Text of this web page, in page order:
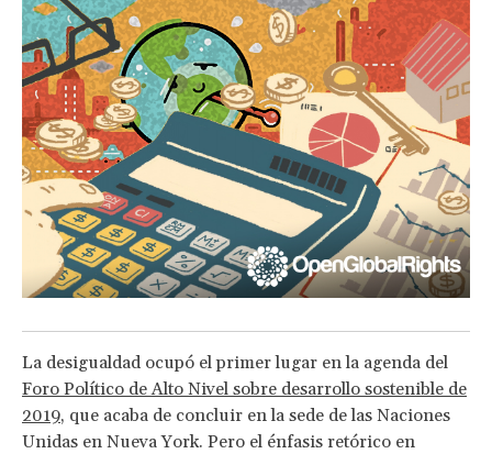
La desigualdad ocupó el primer lugar en la agenda del
Foro Político de Alto Nivel sobre desarrollo sostenible de
2019, que acaba de concluir en la sede de las Naciones
Unidas en Nueva York. Pero el énfasis retórico en